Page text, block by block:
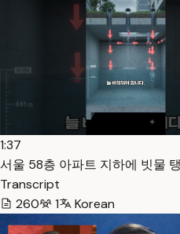
1:37
서울 58층 아파트 지하에 빗물
Transcript
260
1 Korean